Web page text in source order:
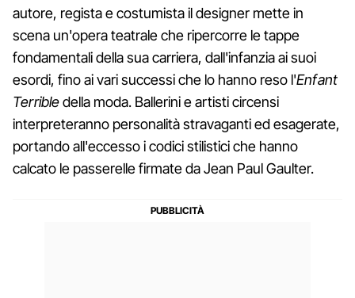
autore, regista e costumista il designer mette in
scena un'opera teatrale che ripercorre le tappe
fondamentali della sua carriera, dall'infanzia ai suoi
esordi, fino ai vari successi che lo hanno reso l'Enfant
Terribledella moda. Ballerini e artisti circensi
interpreteranno personalità stravaganti ed esagerate,
portando all'eccesso i codici stilistici che hanno
calcato le passerelle firmate da Jean Paul Gaulter.